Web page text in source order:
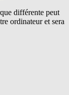
différente peut
ordinateur et sera